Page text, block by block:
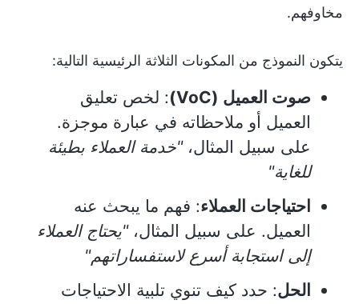
مخاوفهم.
يتكون النموذج من المكونات الثلاثة الرئيسية التالية:
صوت العميل (VoC)
: لخص تعليق
العميل أو ملاحظاته في عبارة موجزة.
على سبيل المثال،"خدمة العملاء بطيئة
للغاية"
احتياجات العملاء: فهم ما يبحث عنه
العميل. على سبيل المثال،"يحتاج العملاء
إلى استجابة أسرع لاستفساراتهم"
الحل: حدد كيف تنوي تلبية الاحتياجات